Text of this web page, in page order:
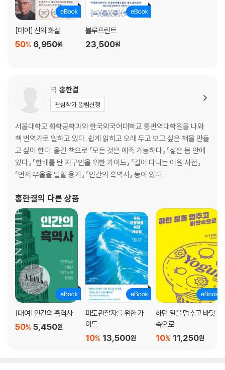
[대여] 신의 화살
6,950원
50%
블루프린트
23,500원
역 홍한결
관심작가 알림신청
서울대학교 화학공학과와 한국외국어대학교 통번역대학원을 나와
책 번역가로 일하고 있다. 쉽게 읽히고 오래 두고 보고 싶은 책을 만들
고 싶어 한다. 옮긴 책으로 『모든 것은 예측 가능하다』 『삶은 몸 안에
있다』 『한배를 탄 지구인을 위한 가이드』 『걸어 다니는 어원 사전』
『먼저 우울을 말할 용기』 『인간의 흑역사』 등이 있다.
홍한결의 다른 상품
[대여] 인간의 흑역사
5,450원
50%
파도관찰자를 위한 가
이드
13,500원
10%
하던 일을 멈추고 바닷
속으로
11,250원
10%